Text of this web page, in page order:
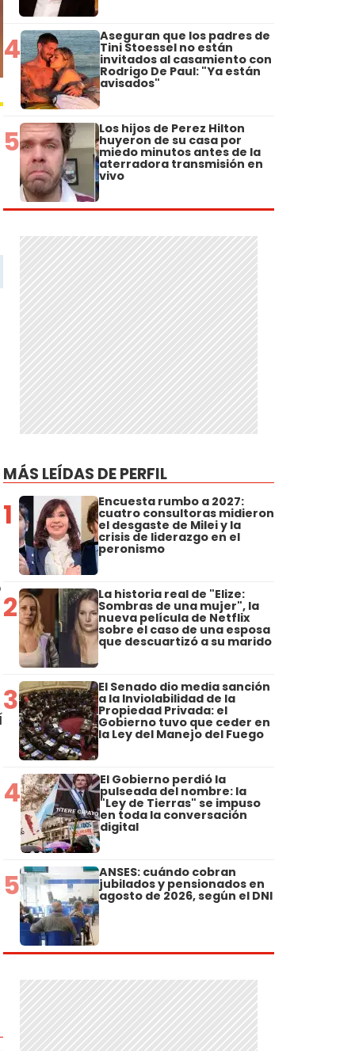
4 Aseguran que los padres de
Tini Stoessel no están
invitados al casamiento con
Rodrigo De Paul: "Ya están
avisados"
5 Los hijos de Perez Hilton
huyeron de su casa por
miedo minutos antes de la
aterradora transmisión en
vivo
MÁS LEÍDAS DE PERFIL
1 Encuesta rumbo a 2027:
cuatro consultoras midieron
el desgaste de Milei y la
crisis de liderazgo en el
peronismo
2 La historia real de "Elize:
Sombras de una mujer", la
nueva película de Netflix
sobre el caso de una esposa
que descuartizó a su marido
3 El Senado dio media sanción
a la Inviolabilidad de la
Propiedad Privada: el
Gobierno tuvo que ceder en
la Ley del Manejo del Fuego
4 El Gobierno perdió la
pulseada del nombre: la
"Ley de Tierras" se impuso
en toda la conversación
digital
5 ANSES: cuándo cobran
jubilados y pensionados en
agosto de 2026, según el DNI